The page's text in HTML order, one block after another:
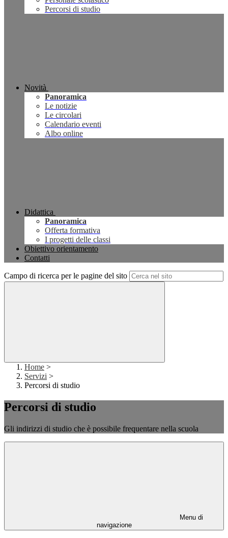
Percorsi di studio
Novità
Panoramica
Le notizie
Le circolari
Calendario eventi
Albo online
Didattica
Panoramica
Offerta formativa
I progetti delle classi
Obiettivo orientamento
Contatti
Campo di ricerca per le pagine del sito
Home >
Servizi >
Percorsi di studio
Percorsi di studio
Gli indirizzi di studio che è possibile frequentare nella scuola
Menu di
navigazione